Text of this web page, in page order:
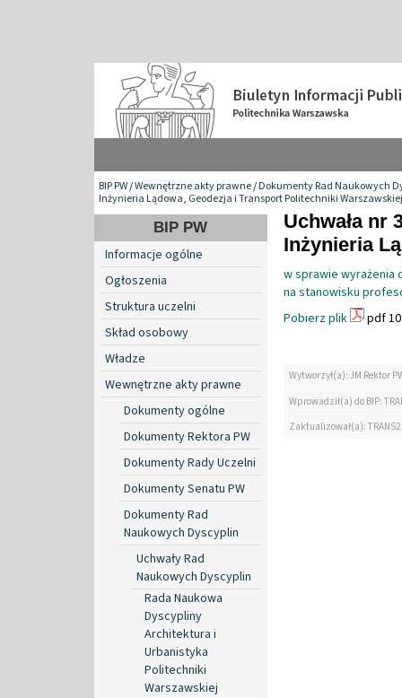
BIP PW/Wewnętrzne akty prawne/Dokumenty Rad Naukowych
Inżynieria Lądowa, Geodezja i Transport Politechniki Warszawskiej
BIP PW
Informacje ogólne
Ogłoszenia
Struktura uczelni
Skład osobowy
Władze
Wewnętrzne akty prawne
Dokumenty ogólne
Dokumenty Rektora PW
Dokumenty Rady Uczelni
Dokumenty Senatu PW
Dokumenty Rad
Naukowych Dyscyplin
Uchwały Rad
Naukowych Dyscyplin
Rada Naukowa
Dyscypliny
Architektura i
Urbanistyka
Politechniki
Warszawskiej
Uchwała nr
Inżynieria
w sprawie wyrażenia
na stanowisku
Pobierz plik
pdf
Wytworzył(a): JM Rektor
Wprowadził(a) do BIP:
Zaktualizował(a):